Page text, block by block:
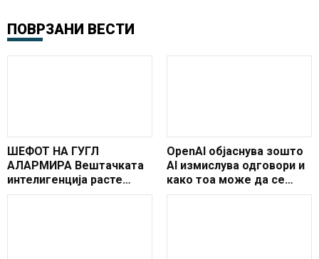
ПОВРЗАНИ ВЕСТИ
ШЕФОТ НА ГУГЛ
АЛАРМИРА Вештачката
интелигенција расте
пребрзо, ризикот од
OpenAI објаснува зошто
AI измислува одговори и
како тоа може да се
спречи?